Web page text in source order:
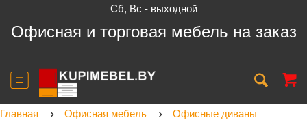
Cб, Вс - выходной
Офисная и торговая мебель на заказ
Главная Офисная мебель
Офисные диваны